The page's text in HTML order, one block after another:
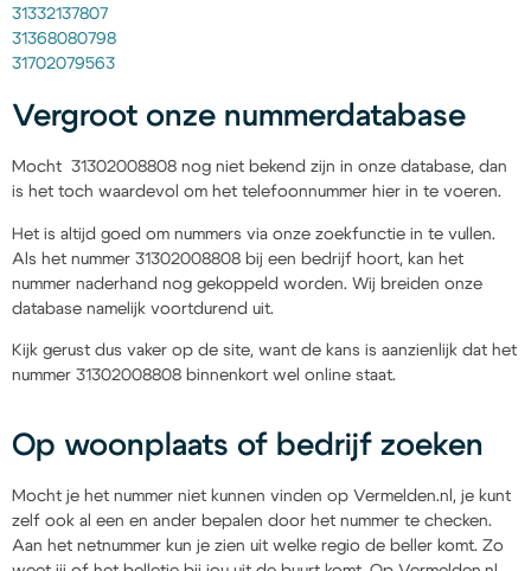
31332137807
31368080798
31702079563
Vergroot onze nummerdatabase
Mocht 31302008808 nog niet bekend zijn in onze database, dan
is het toch waardevol om het telefoonnummer hier in te voeren.
Het is altijd goed om nummers via onze zoekfunctie in te vullen.
Als het nummer 31302008808 bij een bedrijf hoort, kan het
nummer naderhand nog gekoppeld worden. Wij breiden onze
database namelijk voortdurend uit.
Kijk gerust dus vaker op de site, want de kans is aanzienlijk dat het
nummer 31302008808 binnenkort wel online staat.
Op woonplaats of bedrijf zoeken
Mocht je het nummer niet kunnen vinden op Vermelden.nl, je kunt
zelf ook al een en ander bepalen door het nummer te checken.
Aan het netnummer kun je zien uit welke regio de beller komt. Zo